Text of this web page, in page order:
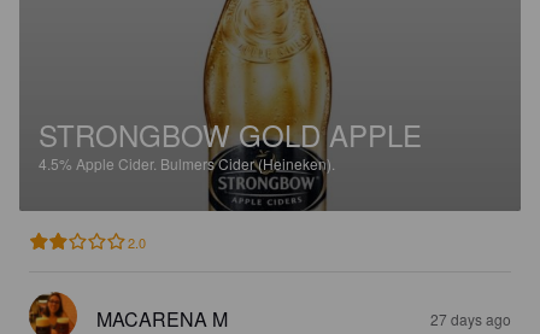
STRONGBOW GOLD APPLE
4.5% Apple Cider. Bulmers Cider (Heineken).
2.0
MACARENA M 27 days ago